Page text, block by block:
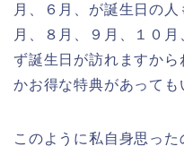
月、６月、が誕生日の
月、８月、９月、１０
ず誕生日が訪れますか
かお得な特典があっても
このように私自身思っ